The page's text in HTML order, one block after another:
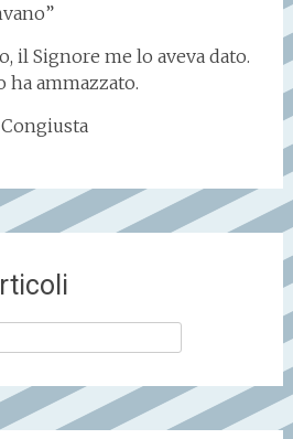
il Signore me lo aveva dato.
ha ammazzato.